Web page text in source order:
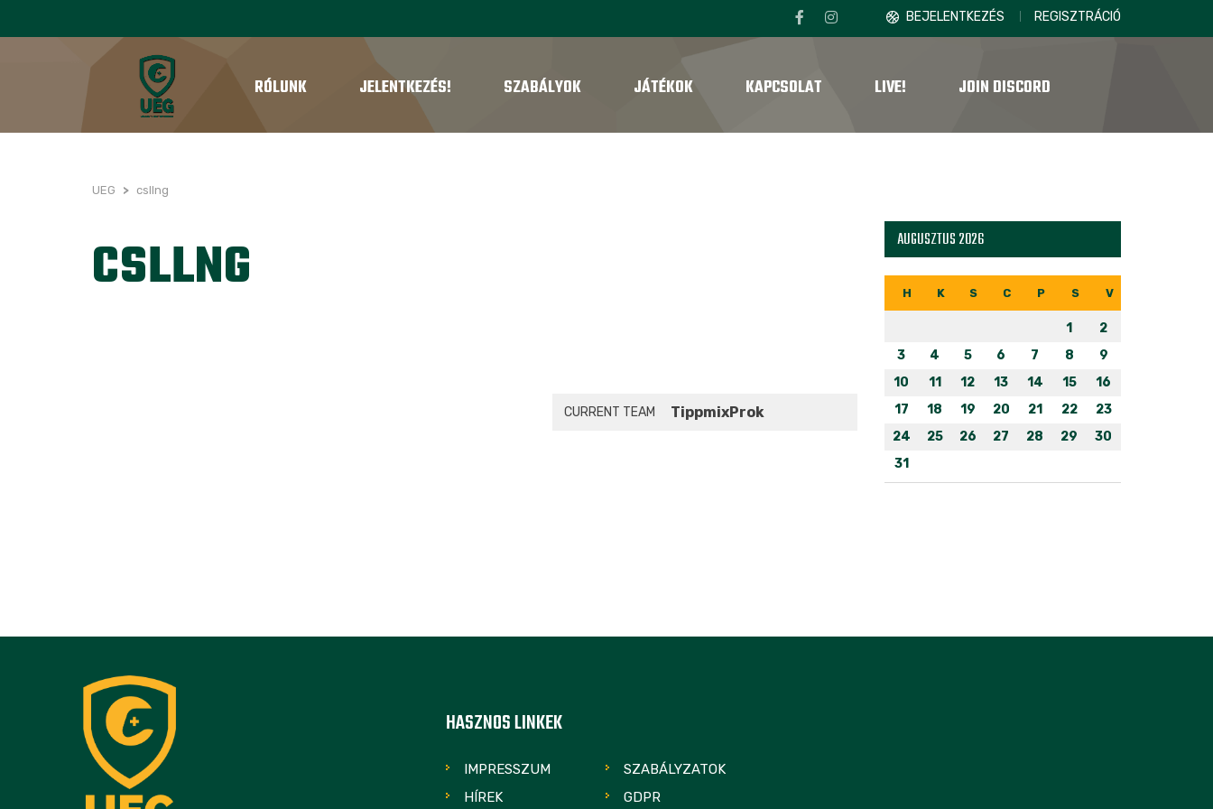
BEJELENTKEZÉS REGISZTRÁCIÓ
RÓLUNK JELENTKEZÉS! SZABÁLYOK JÁTÉKOK KAPCSOLAT LIVE! JOIN DISCORD
UEG > csllng
CSLLNG
CURRENT TEAM TippmixProk
AUGUSZTUS 2026
H K S C P S V
1
2
3
4 5 6 7 8
9
10
11 12 13 14 15
16
17
18 19 20 21 22
23
24
25 26 27 28 29
30
31
HASZNOS LINKEK
IMPRESSZUM
SZABÁLYZATOK
HÍREK
GDPR